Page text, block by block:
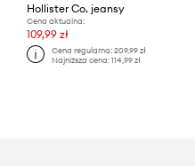
Hollister Co. jeansy
Cena aktualna:
109,99 zł
Cena regularna: 209,99 zł
Najniższa cena: 114,99 zł